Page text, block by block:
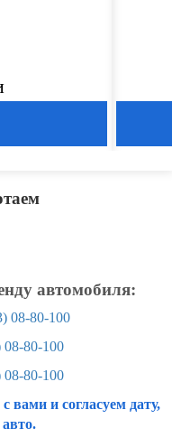
автомобиля:
08-80-100
08-80-100
08-80-100
вами и согласуем дату,